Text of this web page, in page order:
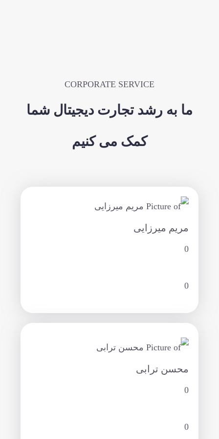
CORPORATE SERVICE
ما به رشد تجارت دیجیتال شما
کمک می کنیم
مریم میرزایی
0
0
محسن ترابی
0
0